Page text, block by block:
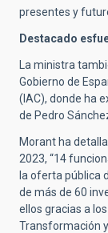
presentes y
Destacado
La ministra
Gobierno de
(IAC), donde ha
de Pedro
Morant ha
2023, “14
la oferta pública
de más de 60
ellos gracias a
Transformación